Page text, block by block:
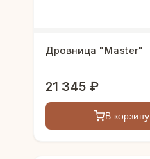
Дровница "Master"
21 345 ₽
В корзину